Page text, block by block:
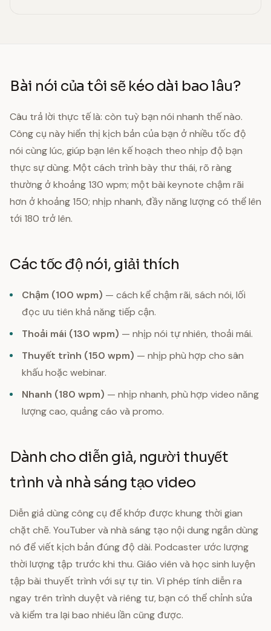
Bài nói của tôi sẽ kéo dài bao lâu?
Câu trả lời thực tế là: còn tuỳ bạn nói nhanh thế nào.
Công cụ này hiển thị kịch bản của bạn ở nhiều tốc độ
nói cùng lúc, giúp bạn lên kế hoạch theo nhịp độ bạn
thực sự dùng. Một cách trình bày thư thái, rõ ràng
thường ở khoảng 130 wpm; một bài keynote chậm rãi
hơn ở khoảng 150; nhịp nhanh, đầy năng lượng có thể lên
tới 180 trở lên.
Các tốc độ nói, giải thích
Chậm (100 wpm) — cách kể chậm rãi, sách nói, lối
đọc ưu tiên khả năng tiếp cận.
Thoải mái (130 wpm) — nhịp nói tự nhiên, thoải mái.
Thuyết trình (150 wpm) — nhịp phù hợp cho sân
khấu hoặc webinar.
Nhanh (180 wpm) — nhịp nhanh, phù hợp video năng
lượng cao, quảng cáo và promo.
Dành cho diễn giả, người thuyết
trình và nhà sáng tạo video
Diễn giả dùng công cụ để khớp được khung thời gian
chặt chẽ. YouTuber và nhà sáng tạo nội dung ngắn dùng
nó để viết kịch bản đúng độ dài. Podcaster ước lượng
thời lượng tập trước khi thu. Giáo viên và học sinh luyện
tập bài thuyết trình với sự tự tin. Vì phép tính diễn ra
ngay trên trình duyệt và riêng tư, bạn có thể chỉnh sửa
và kiểm tra lại bao nhiêu lần cũng được.